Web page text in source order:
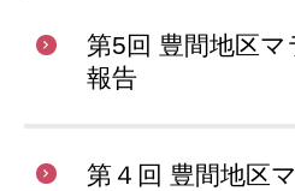
第5回 豊間地区
報告
第４回 豊間地区